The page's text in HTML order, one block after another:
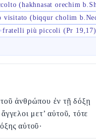
(hakhnasat orechim
visitato (biqqur cholim
fratelli più piccoli (Pr 19,17)
ἀνθρώπου ἐν τῇ δόξῃ
μετ’ αὐτοῦ, τότε
αὐτοῦ·